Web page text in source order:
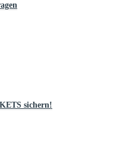
sichern!